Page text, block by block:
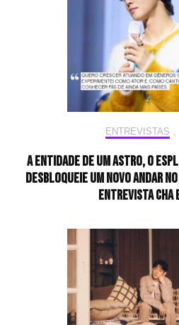
ENTREVISTAS
A entidade de um astro, o
desbloqueie um novo andar
Entrevista CHA